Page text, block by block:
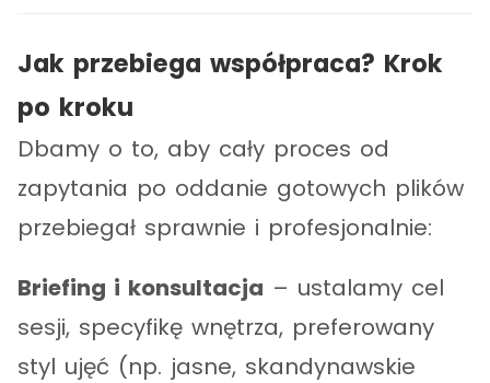
Jak przebiega współpraca? Krok
po kroku
Dbamy o to, aby cały proces od
zapytania po oddanie gotowych plików
przebiegał sprawnie i profesjonalnie:
Briefing i konsultacja – ustalamy cel
sesji, specyfikę wnętrza, preferowany
styl ujęć (np. jasne, skandynawskie